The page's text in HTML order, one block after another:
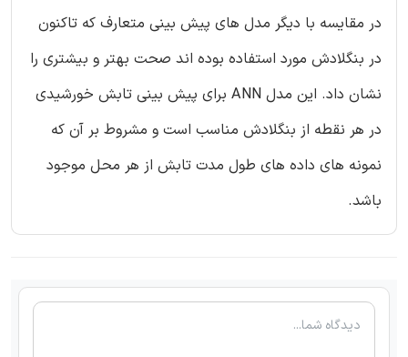
در مقایسه با دیگر مدل های پیش بینی متعارف که تاکنون
در بنگلادش مورد استفاده بوده اند صحت بهتر و بیشتری را
نشان داد. این مدل ANN برای پیش بینی تابش خورشیدی
در هر نقطه از بنگلادش مناسب است و مشروط بر آن که
نمونه های داده های طول مدت تابش از هر محل موجود
باشد.